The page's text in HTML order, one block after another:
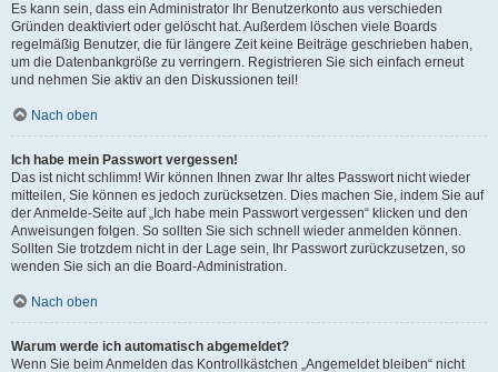
Es kann sein, dass ein Administrator Ihr Benutzerkonto aus verschieden
Gründen deaktiviert oder gelöscht hat. Außerdem löschen viele Boards
regelmäßig Benutzer, die für längere Zeit keine Beiträge geschrieben haben,
um die Datenbankgröße zu verringern. Registrieren Sie sich einfach erneut
und nehmen Sie aktiv an den Diskussionen teil!
Nach oben
Ich habe mein Passwort vergessen!
Das ist nicht schlimm! Wir können Ihnen zwar Ihr altes Passwort nicht wieder
mitteilen, Sie können es jedoch zurücksetzen. Dies machen Sie, indem Sie auf
der Anmelde-Seite auf „Ich habe mein Passwort vergessen“ klicken und den
Anweisungen folgen. So sollten Sie sich schnell wieder anmelden können.
Sollten Sie trotzdem nicht in der Lage sein, Ihr Passwort zurückzusetzen, so
wenden Sie sich an die Board-Administration.
Nach oben
Warum werde ich automatisch abgemeldet?
Wenn Sie beim Anmelden das Kontrollkästchen „Angemeldet bleiben“ nicht